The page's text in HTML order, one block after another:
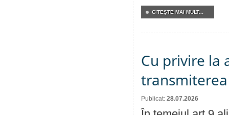
CITEŞTE MAI MULT...
Cu privire la
Publicat: 28.07.2026